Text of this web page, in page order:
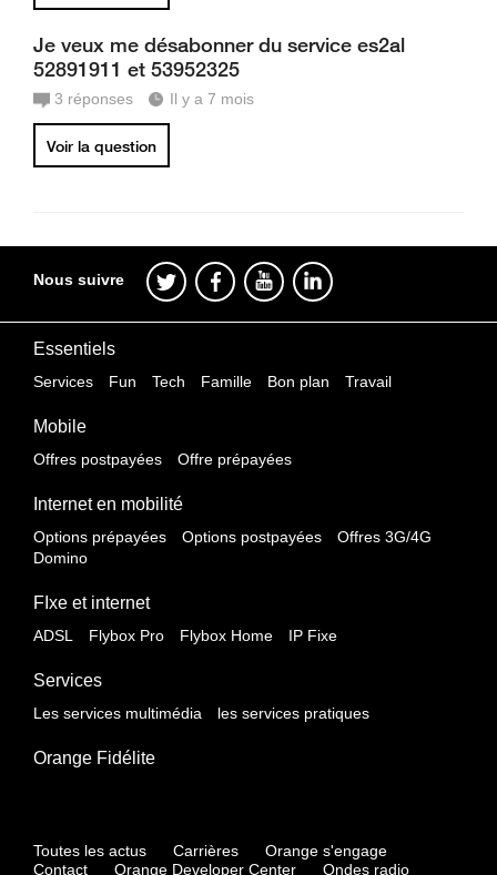
Je veux me désabonner du service es2al
52891911 et 53952325
3 réponses Il y a 7 mois
Voir la question
Nous suivre
Essentiels
Services Fun Tech Famille Bon plan Travail
Mobile
Offres postpayées Offre prépayées
Internet en mobilité
Options prépayées Options postpayées
Offres 3G/4G
Domino
FIxe et internet
ADSL Flybox Pro Flybox Home IP Fixe
Services
Les services multimédia les services pratiques
Orange Fidélite
Toutes les actus Carrières
Orange s'engage
Contact
Orange Developer Center Ondes radio